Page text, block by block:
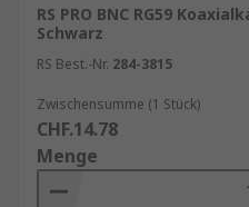
RS PRO BNC RG59
Schwarz
RS Best.-Nr. 284-3815
Zwischensumme (1 Stück)
CHF.14.78
Menge